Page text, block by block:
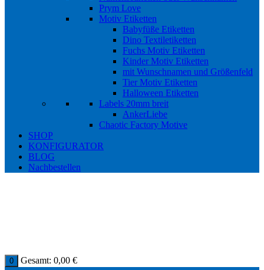
Prym Love
Motiv Etiketten
Babyfüße Etiketten
Dino Textiletiketten
Fuchs Motiv Etiketten
Kinder Motiv Etiketten
mit Wunschnamen und Größenfeld
Tier Motiv Etiketten
Halloween Etiketten
Labels 20mm breit
AnkerLiebe
Chaotic Factory Motive
SHOP
KONFIGURATOR
BLOG
Nachbestellen
0 Gesamt: 0,00 €